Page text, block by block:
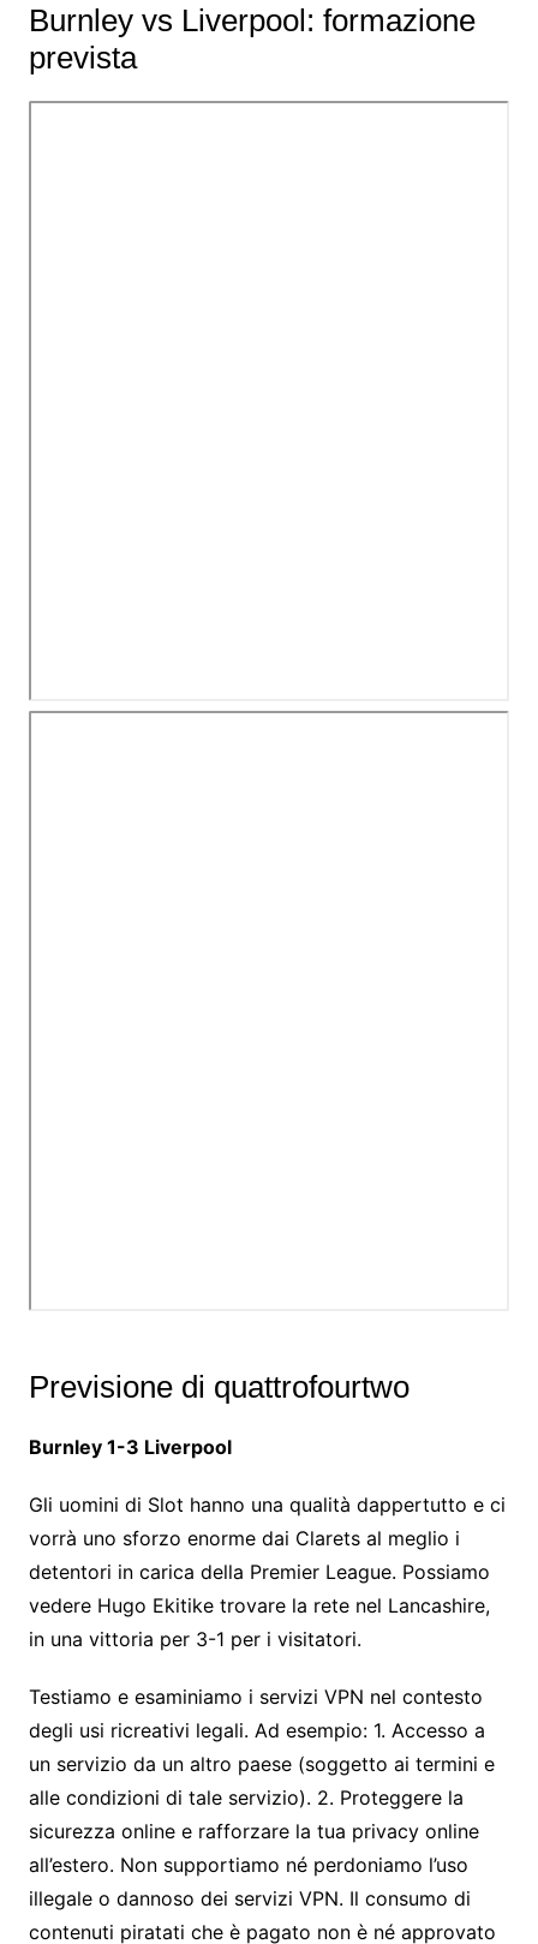
Burnley vs Liverpool: formazione
prevista
Previsione di quattrofourtwo
Burnley 1-3 Liverpool
Gli uomini di Slot hanno una qualità dappertutto e ci
vorrà uno sforzo enorme dai Clarets al meglio i
detentori in carica della Premier League. Possiamo
vedere Hugo Ekitike trovare la rete nel Lancashire,
in una vittoria per 3-1 per i visitatori.
Testiamo e esaminiamo i servizi VPN nel contesto
degli usi ricreativi legali. Ad esempio: 1. Accesso a
un servizio da un altro paese (soggetto ai termini e
alle condizioni di tale servizio). 2. Proteggere la
sicurezza online e rafforzare la tua privacy online
all’estero. Non supportiamo né perdoniamo l’uso
illegale o dannoso dei servizi VPN. Il consumo di
contenuti piratati che è pagato non è né approvato